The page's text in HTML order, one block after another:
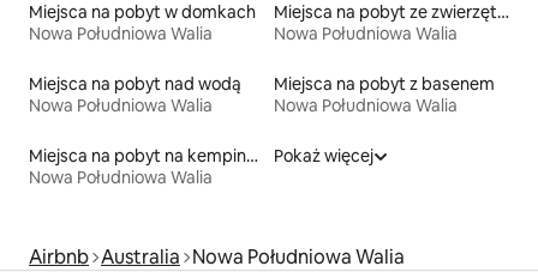
Miejsca na pobyt w domkach
Nowa Południowa Walia
Miejsca na pobyt ze zwierzętami
Nowa Południowa Walia
Miejsca na pobyt nad wodą
Nowa Południowa Walia
Miejsca na pobyt z basenem
Nowa Południowa Walia
Miejsca na pobyt na kempingach
Nowa Południowa Walia
Pokaż więcej
Airbnb Australia Nowa Południowa Walia